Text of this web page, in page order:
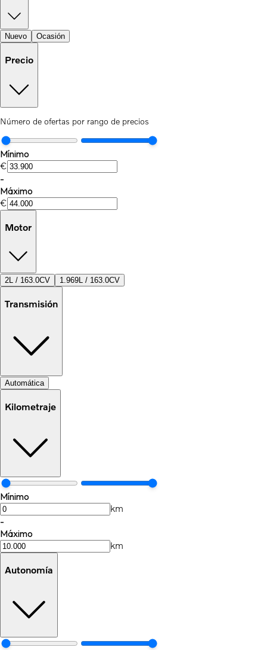
Nuevo Ocasión
Precio
Número de ofertas por rango de precios
Mínimo
€
-
Máximo
€
Motor
2L / 163.0CV 1.969L / 163.0CV
Transmisión
Automática
Kilometraje
Mínimo
km
-
Máximo
km
Autonomía